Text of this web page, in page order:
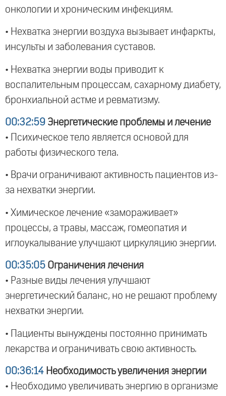
онкологии и хроническим инфекциям.
• Нехватка энергии воздуха вызывает инфаркты,
инсульты и заболевания суставов.
• Нехватка энергии воды приводит к
воспалительным процессам, сахарному диабету,
бронхиальной астме и ревматизму.
00:32:59 Энергетические проблемы и лечение
• Психическое тело является основой для
работы физического тела.
• Врачи ограничивают активность пациентов из-
за нехватки энергии.
• Химическое лечение «замораживает»
процессы, а травы, массаж, гомеопатия и
иглоукалывание улучшают циркуляцию энергии.
00:35:05 Ограничения лечения
• Разные виды лечения улучшают
энергетический баланс, но не решают проблему
нехватки энергии.
• Пациенты вынуждены постоянно принимать
лекарства и ограничивать свою активность.
00:36:14 Необходимость увеличения энергии
• Необходимо увеличивать энергию в организме